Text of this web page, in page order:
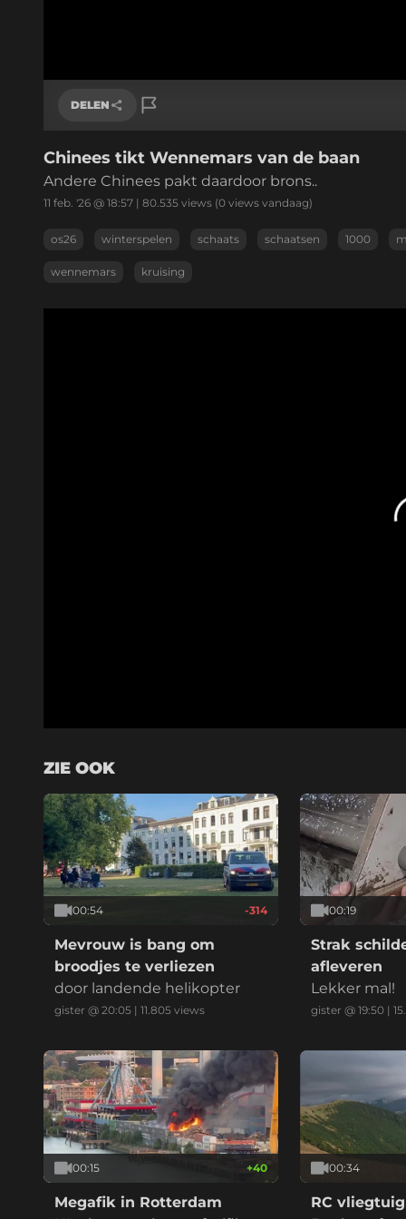
DELEN
Link kopiëren
Chinees tikt Wennemars van de baan
Andere Chinees pakt daardoor brons..
11 feb. '26 @ 18:57 | 80.535 views (0 views vandaag)
os26 winterspelen schaats schaatsen 1000
wennemars kruising
ZIE OOK
00:54 -314
Mevrouw is bang om
broodjes te verliezen
door landende helikopter
gister @ 20:05 | 11.805 views
00:19
Strak
afleveren
Lekker mal!
gister @ 19:50|
00:15 +40
Megafik in Rotterdam
00:34
RC